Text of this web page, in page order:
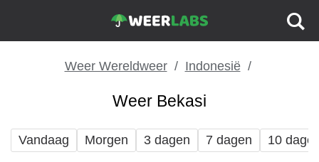
Weer Wereldweer Indonesië
Weer Bekasi
Vandaag Morgen 3 dagen 7 dagen 10